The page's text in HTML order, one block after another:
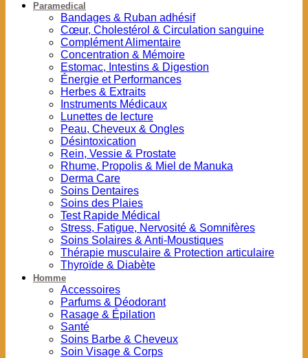
Paramedical
Bandages & Ruban adhésif
Cœur, Cholestérol & Circulation sanguine
Complément Alimentaire
Concentration & Mémoire
Estomac, Intestins & Digestion
Énergie et Performances
Herbes & Extraits
Instruments Médicaux
Lunettes de lecture
Peau, Cheveux & Ongles
Désintoxication
Rein, Vessie & Prostate
Rhume, Propolis & Miel de Manuka
Derma Care
Soins Dentaires
Soins des Plaies
Test Rapide Médical
Stress, Fatigue, Nervosité & Somnifères
Soins Solaires & Anti-Moustiques
Thérapie musculaire & Protection articulaire
Thyroïde & Diabète
Homme
Accessoires
Parfums & Déodorant
Rasage & Épilation
Santé
Soins Barbe & Cheveux
Soin Visage & Corps